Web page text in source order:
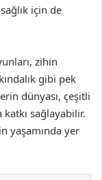
için de
zihin
gibi pek
dünyası, çeşitli
sağlayabilir.
yaşamında yer